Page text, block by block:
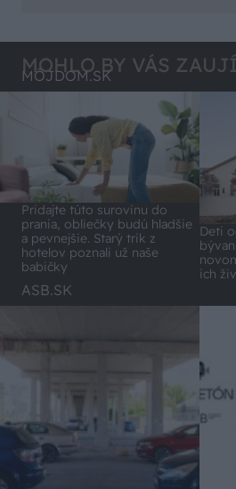
MOHLO BY VÁS
MÔJDOM.SK
Pridajte túto surovinu do
prania, obliečky budú hladšie
a pevnejšie. Starý trik z
hotelov poznali už naše
babičky
Deti
ich
ASB.SK